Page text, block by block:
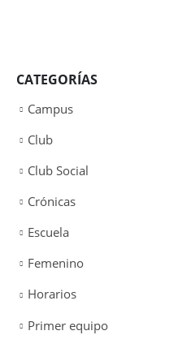
CATEGORÍAS
Campus
Club
Club Social
Crónicas
Escuela
Femenino
Horarios
Primer equipo